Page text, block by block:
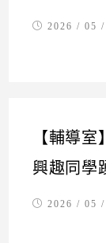
Post2026 / 05 /
【輔導
興趣同學
Post2026 / 05 /